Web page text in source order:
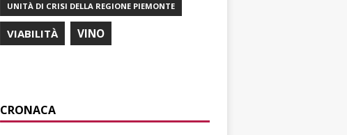
UNITÀ DI CRISI DELLA REGIONE PIEMONTE
VIABILITÀ VINO
CRONACA